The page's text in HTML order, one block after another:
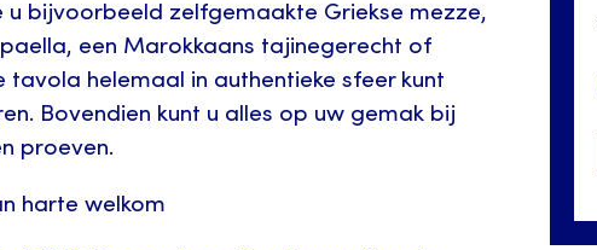
u bijvoorbeeld zelfgemaakte Griekse mezze,
een Marokkaans tajinegerecht of
tavola helemaal in authentieke sfeer kunt
Bovendien kunt u alles op uw gemak bij
proeven.
harte welkom